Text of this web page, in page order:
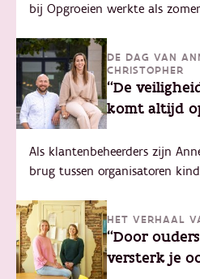
bij Opgroeien werkte als
DE DAG VAN
CHRISTOPHER
“De
komt altijd
Als klantenbeheerders zijn
brug tussen organisatoren
HET VERHAAL
“Door
versterk je